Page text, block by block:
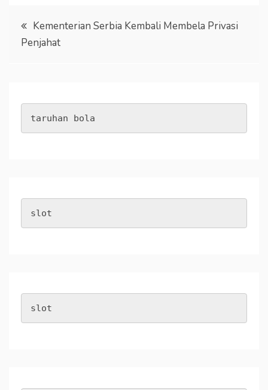
Post
navigation
Kementerian Serbia Kembali Membela Privasi
Penjahat
taruhan bola
slot
slot